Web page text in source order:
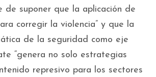
de suponer que la aplicación de
corregir la violencia” y que la
de la seguridad como eje
“genera no solo estrategias
represivo para los sectores